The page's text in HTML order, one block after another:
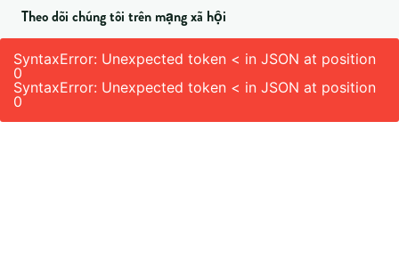
Theo dõi chúng tôi trên mạng xã hội
SyntaxError: Unexpected token < in JSON at position
0
SyntaxError: Unexpected token < in JSON at position
0